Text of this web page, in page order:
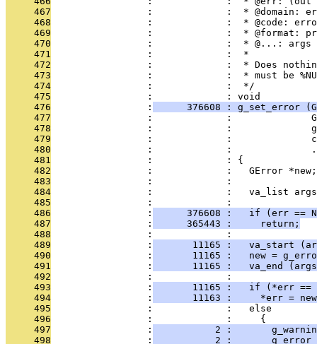
     467
:             :  * @domain:
     468
:             :  * @code:
     469
:             :  * @format:
     470
:             :  * @...: args
     471
                 :             :  *
     472
:             :  * Does
     473
:             :  * must be
     474
                 :             :  */
     475
                 :             : void
     476
                 :
376608 : g_set_error
     477
:             :
     478
:             :
     479
:             :
     480
:             :
     481
                 :             : {
     482
                 :             :   GError *new;
     483
                 :             :
     484
:             :   va_list
     485
                 :             :
     486
                 :
376608 :   if (err ==
     487
                 :
      365443 :     return;
     488
                 :             :
     489
                 :
11165 :   va_start
     490
                 :
11165 :   new =
     491
                 :
11165 :   va_end
     492
                 :             :
     493
                 :
11165 :   if (*err ==
     494
                 :
11163 :     *err =
     495
                 :             :   else
     496
                 :             :     {
     497
                 :
2 :
     498
                 :
2 :